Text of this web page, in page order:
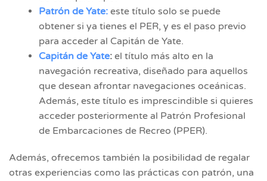
Patrón de Yate: este título solo se puede
obtener si ya tienes el PER, y es el paso previo
para acceder al Capitán de Yate.
Capitán de Yate: el título más alto en la
navegación recreativa, diseñado para aquellos
que desean afrontar navegaciones oceánicas.
Además, este título es imprescindible si quieres
acceder posteriormente al Patrón Profesional
de Embarcaciones de Recreo (PPER).
Además, ofrecemos también la posibilidad de regalar
otras experiencias como las prácticas con patrón, una